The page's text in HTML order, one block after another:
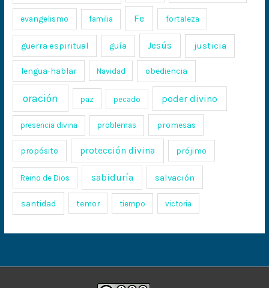
evangelismo familia Fe fortaleza
guerra espiritual guía Jesús justicia
lengua-hablar Navidad obediencia
oración paz pecado poder divino
presencia divina problemas promesas
propósito protección divina prójimo
Reino de Dios sabiduría salvación
santidad temor tiempo victoria